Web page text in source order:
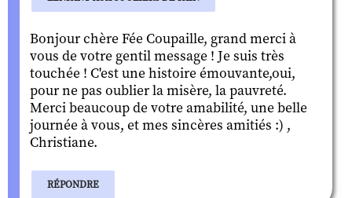
Bonjour chère Fée Coupaille, grand merci à
vous de votre gentil message ! Je suis très
touchée ! C'est une histoire émouvante,oui,
pour ne pas oublier la misère, la pauvreté.
Merci beaucoup de votre amabilité, une belle
journée à vous, et mes sincères amitiés :) ,
Christiane.
RÉPONDRE